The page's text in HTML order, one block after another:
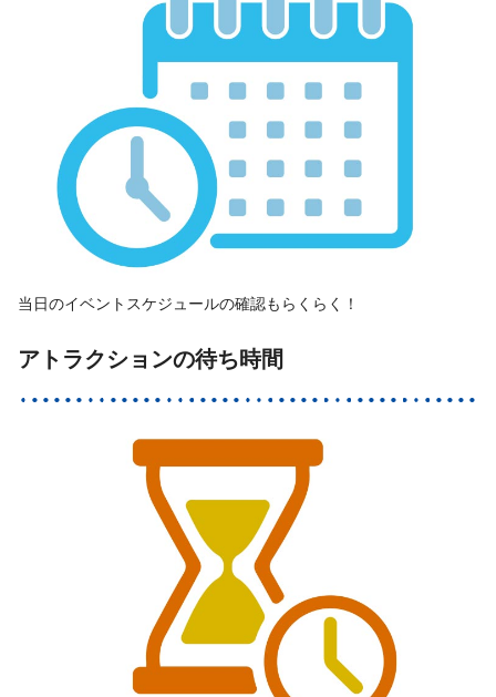
当日のイベントスケジュールの確認もらくらく！
アトラクションの待ち時間